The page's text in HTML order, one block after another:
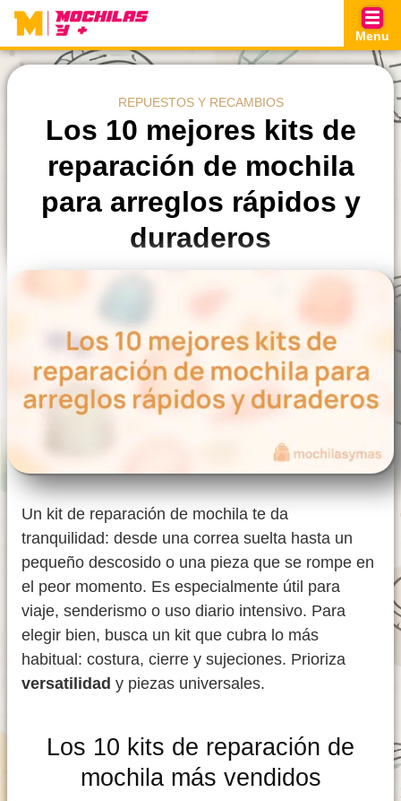
Skip
content
Menu
REPUESTOS Y RECAMBIOS
Los 10 mejores kits de
reparación de mochila
para arreglos rápidos y
duraderos
Un kit de reparación de mochila te da
tranquilidad: desde una correa suelta hasta un
pequeño descosido o una pieza que se rompe en
el peor momento. Es especialmente útil para
viaje, senderismo o uso diario intensivo. Para
elegir bien, busca un kit que cubra lo más
habitual: costura, cierre y sujeciones. Prioriza
versatilidad y piezas universales.
Los 10 kits de reparación de
mochila más vendidos